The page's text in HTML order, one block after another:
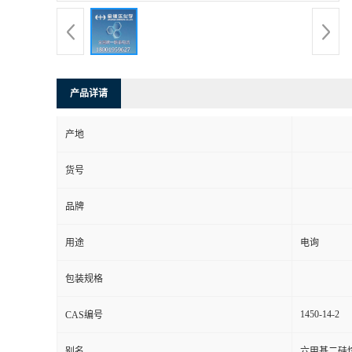
产品详请
产地
货号
品牌
用途 电询
包装规格
CAS编号 1450-14-2